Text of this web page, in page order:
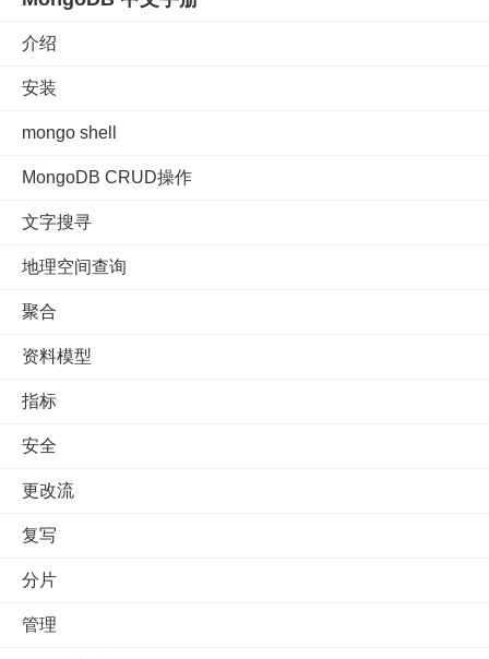
介绍
安装
mongo shell
MongoDB CRUD操作
文字搜寻
地理空间查询
聚合
资料模型
指标
安全
更改流
复写
分片
管理